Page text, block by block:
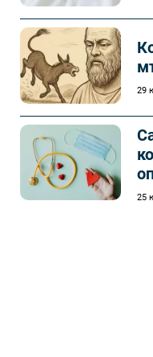
29
25